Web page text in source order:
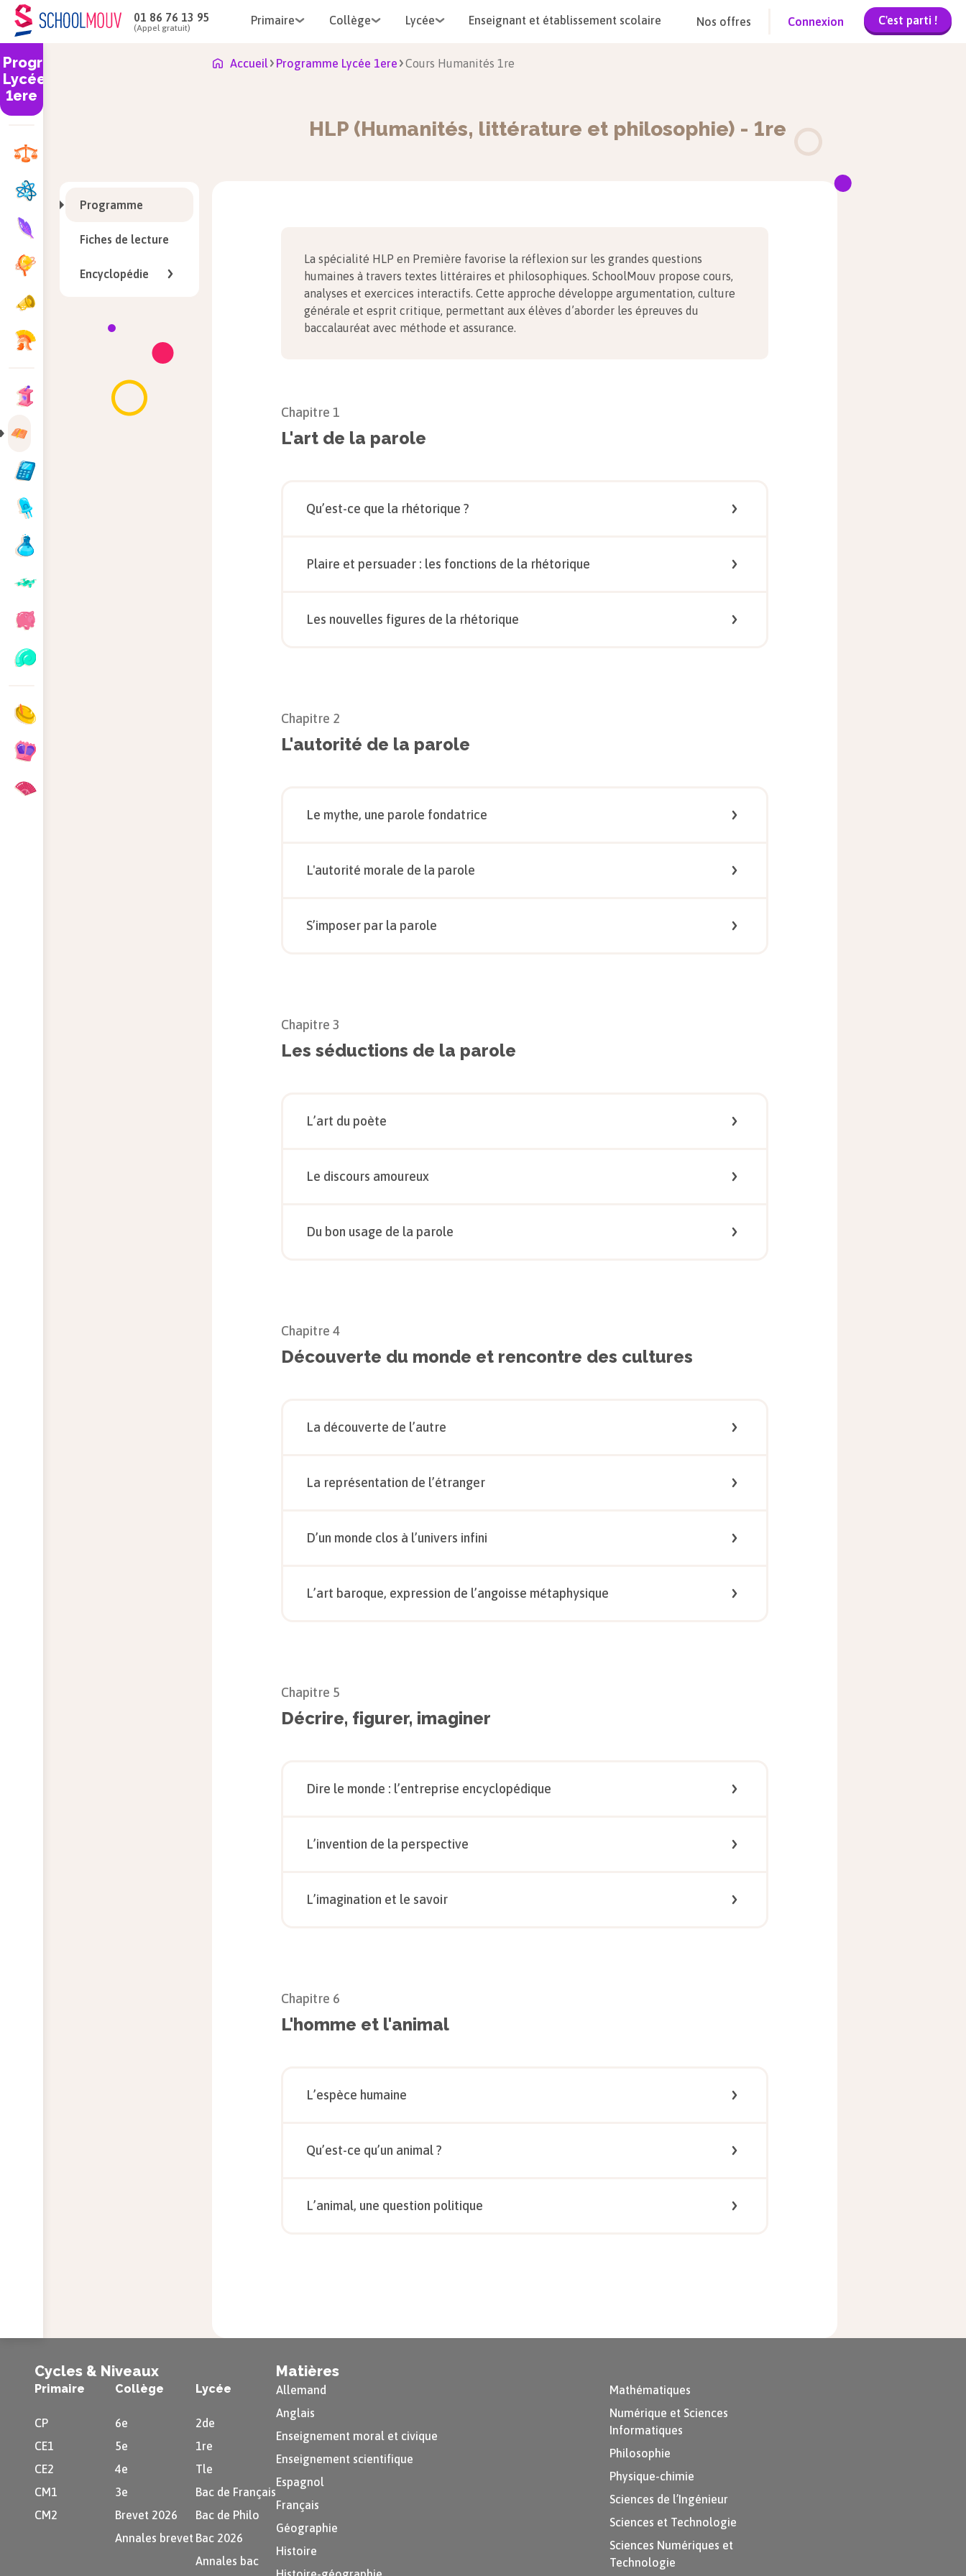
01 86 76 13 95
(Appel gratuit)
Primaire Collège Lycée Enseignant et établissement scolaire Nos offres Connexion C'est parti !
Programme
Lycée
1ere
Programme
Fiches de lecture
Encyclopédie
Accueil Programme Lycée 1ere Cours Humanités 1re
HLP (Humanités, littérature et philosophie) - 1re
La spécialité HLP en Première favorise la réflexion sur les grandes questions
humaines à travers textes littéraires et philosophiques. SchoolMouv propose cours,
analyses et exercices interactifs. Cette approche développe argumentation, culture
générale et esprit critique, permettant aux élèves d’aborder les épreuves du
baccalauréat avec méthode et assurance.
Chapitre 1
L'art de la parole
Qu’est-ce que la rhétorique ?
Plaire et persuader : les fonctions de la rhétorique
Les nouvelles figures de la rhétorique
Chapitre 2
L'autorité de la parole
Le mythe, une parole fondatrice
L'autorité morale de la parole
S’imposer par la parole
Chapitre 3
Les séductions de la parole
L’art du poète
Le discours amoureux
Du bon usage de la parole
Chapitre 4
Découverte du monde et rencontre des cultures
La découverte de l’autre
La représentation de l’étranger
D’un monde clos à l’univers infini
L’art baroque, expression de l’angoisse métaphysique
Chapitre 5
Décrire, figurer, imaginer
Dire le monde : l’entreprise encyclopédique
L’invention de la perspective
L’imagination et le savoir
Chapitre 6
L'homme et l'animal
L’espèce humaine
Qu’est-ce qu’un animal ?
L’animal, une question politique
Cycles & Niveaux
Primaire
CP
CE1
CE2
CM1
CM2
Collège
6e
5e
4e
3e
Brevet 2026
Annales brevet
Lycée
2de
1re
Tle
Bac de Français
Bac de Philo
Bac 2026
Annales bac
Matières
Allemand
Anglais
Enseignement moral et civique
Enseignement scientifique
Espagnol
Français
Géographie
Histoire
Mathématiques
Numérique et Sciences
Informatiques
Philosophie
Physique-chimie
Sciences de l’Ingénieur
Sciences et Technologie
Sciences Numériques et
Technologie